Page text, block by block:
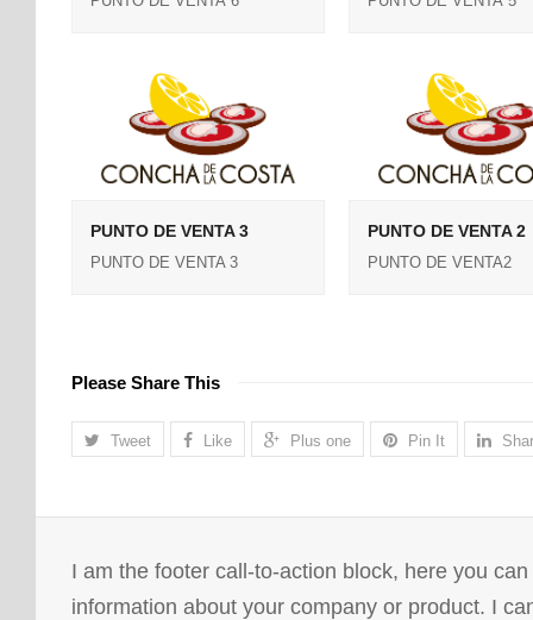
PUNTO DE VENTA 3
PUNTO DE VENTA 3
PUNTO DE VENTA 2
PUNTO DE VENTA2
Please Share This
Tweet Like Plus one Pin It
I am the footer call-to-action block, here you
information about your company or product. I